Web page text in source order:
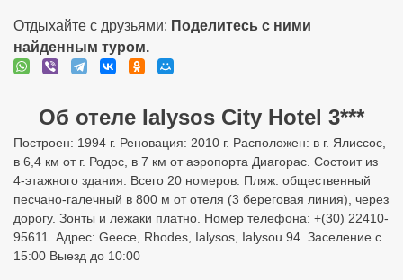
Отдыхайте с друзьями: Поделитесь с ними
найденным туром.
Об отеле Ialysos City Hotel 3***
Построен: 1994 г. Реновация: 2010 г. Расположен: в г. Ялиссос,
в 6,4 км от г. Родос, в 7 км от аэропорта Диагорас. Состоит из
4-этажного здания. Всего 20 номеров. Пляж: общественный
песчано-галечный в 800 м от отеля (3 береговая линия), через
дорогу. Зонты и лежаки платно. Номер телефона: +(30) 22410-
95611. Адрес: Geece, Rhodes, Ialysos, Ialysou 94. Заселение с
15:00 Выезд до 10:00